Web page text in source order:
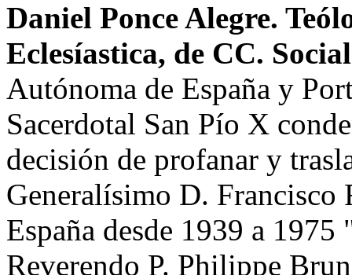
Daniel Ponce Alegre.
Eclesíastica, de CC.
Autónoma de España y
Sacerdotal San Pío X
decisión de profanar y
Generalísimo D. Francisco
España desde 1939 a 1975
Reverendo P. Philippe